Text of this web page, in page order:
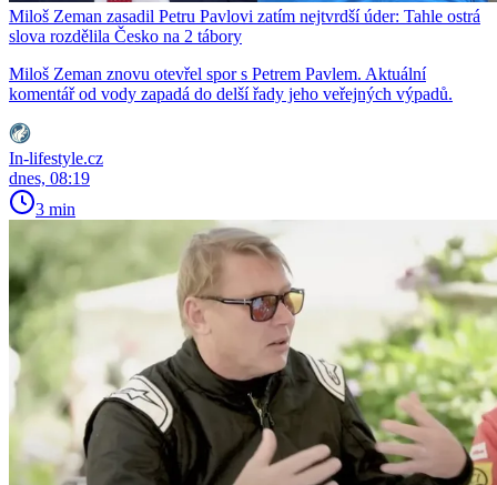
Miloš Zeman zasadil Petru Pavlovi zatím nejtvrdší úder: Tahle ostrá
slova rozdělila Česko na 2 tábory
Miloš Zeman znovu otevřel spor s Petrem Pavlem. Aktuální
komentář od vody zapadá do delší řady jeho veřejných výpadů.
In-lifestyle.cz
dnes, 08:19
3 min